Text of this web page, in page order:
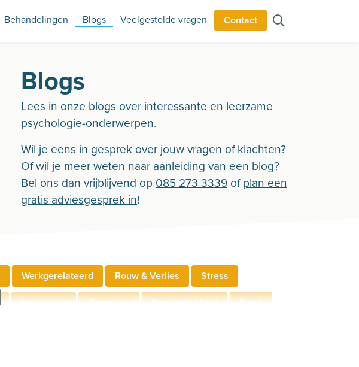
Behandelingen Blogs Veelgestelde vragen Contact
Blogs
Lees in onze blogs over interessante en leerzame
psychologie-onderwerpen.
Wil je eens in gesprek over jouw vragen of klachten?
Of wil je meer weten naar aanleiding van een blog?
Bel ons dan vrijblijvend op 085 273 3339 ofplan een
gratis adviesgesprek in!
Werkgerelateerd Rouw & Verlies
Stress
Verslaving Zingeving Persoonlijkheid
Sport